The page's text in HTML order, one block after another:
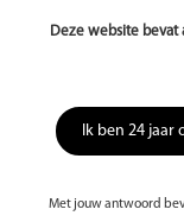
Deze website
Ik ben 24 jaar
Met jouw antwoord
Meest